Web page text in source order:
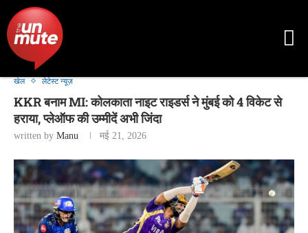
खेल लेटेस्ट न्यूज़
KKR बनाम MI: कोलकाता नाइट राइडर्स ने मुंबई को 4 विकेट से
हराया, प्लेऑफ की उम्मीदें अभी जिंदा
written by Manu मई 21, 2026